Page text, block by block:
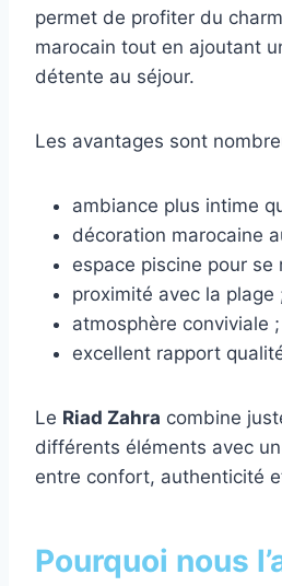
permet de profiter du
marocain tout en ajoutant
détente au séjour.
Les avantages sont
ambiance plus intime
décoration marocaine
espace piscine pour se
proximité avec la plage
atmosphère conviviale ;
excellent rapport
Le Riad Zahra combine
différents éléments avec
entre confort, authenticité
Pourquoi nous